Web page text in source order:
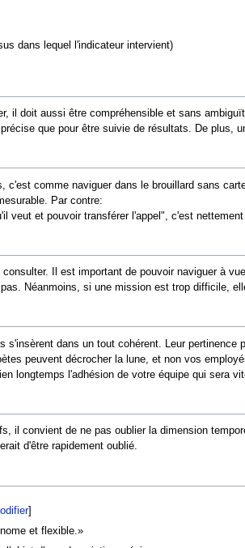
dans lequel l'indicateur intervient)
il doit aussi être compréhensible et sans
que pour être suivie de résultats. De plus,
c'est comme naviguer dans le brouillard sans
Par contre:
veut et pouvoir transférer l'appel", c'est
Il est important de pouvoir naviguer à
Néanmoins, si une mission est trop difficile,
dans un tout cohérent. Leur
peuvent décrocher la lune, et non vos
longtemps l'adhésion de votre équipe qui sera
il convient de ne pas oublier la dimension
d'être rapidement oublié.
]
et flexible.»